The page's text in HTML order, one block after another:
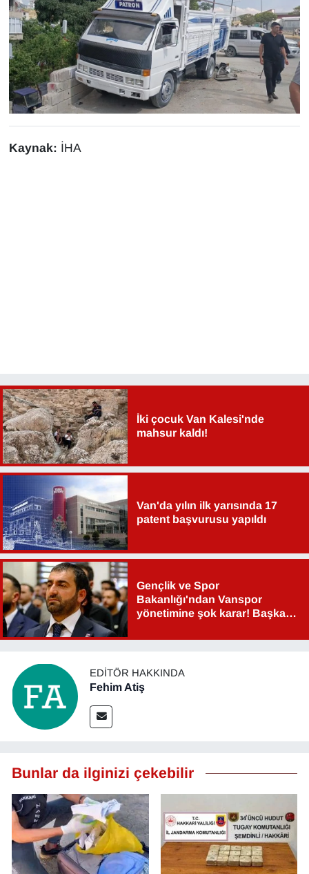
Kaynak: İHA
İki çocuk Van Kalesi'nde
mahsur kaldı!
Van'da yılın ilk yarısında 17
patent başvurusu yapıldı
Gençlik ve Spor
Bakanlığı'ndan Vanspor
yönetimine şok karar! Başkan
EDITÖR HAKKINDA
Fehim Atiş
Bunlar da ilginizi çekebilir
SPOR
TEBRİK
TEKNOLOJİ